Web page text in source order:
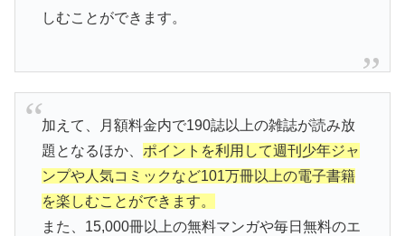
しむことができます。
加えて、月額料金内で190誌以上の雑誌が読み放
題となるほか、 ポイントを利用して週刊少年ジャ
ンプや人気コミックなど101万冊以上の電子書籍
を楽しむことができます。
また、15,000冊以上の無料マンガや毎日無料のエ